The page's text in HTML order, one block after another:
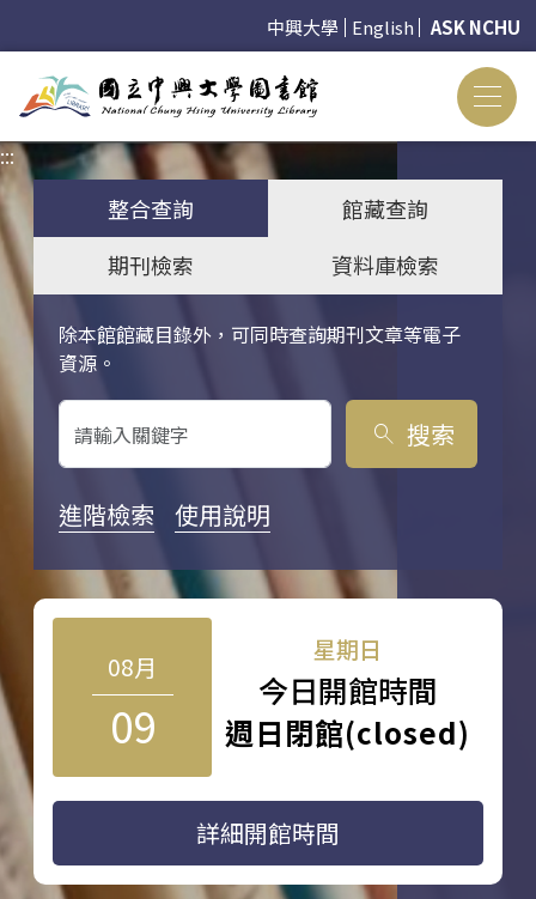
中興大學 English ASK NCHU
:::
整合查詢
館藏查詢
期刊檢索
資料庫檢索
除本館館藏目錄外，可同時查詢期刊文章等電子
資源。
關鍵字搜尋
search 搜索
進階檢索 使用說明
08月
09
星期日
今日開館時間
週日閉館(closed)
詳細開館時間